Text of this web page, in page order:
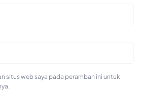
situs web saya pada peramban ini untuk